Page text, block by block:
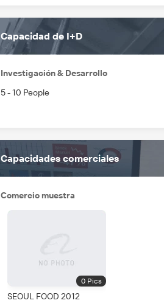
Capacidad de I+D
Investigación & Desarrollo
5 - 10 People
Capacidades comerciales
Comercio muestra
0Pics
SEOUL FOOD 2012